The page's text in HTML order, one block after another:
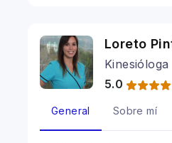
Loreto
Kinesióloga
5.0
General Sobre mí